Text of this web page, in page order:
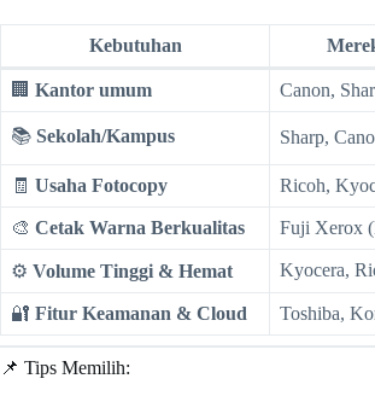
Kebutuhan
🏢 Kantor umum Canon,
📚 Sekolah/Kampus Sharp,
🧾 Usaha Fotocopy Ricoh,
🎨 Cetak Warna Berkualitas Fuji Xerox
⚙️ Volume Tinggi & Hemat Kyocera,
🔐 Fitur Keamanan & Cloud Toshiba,
📌 Tips Memilih: